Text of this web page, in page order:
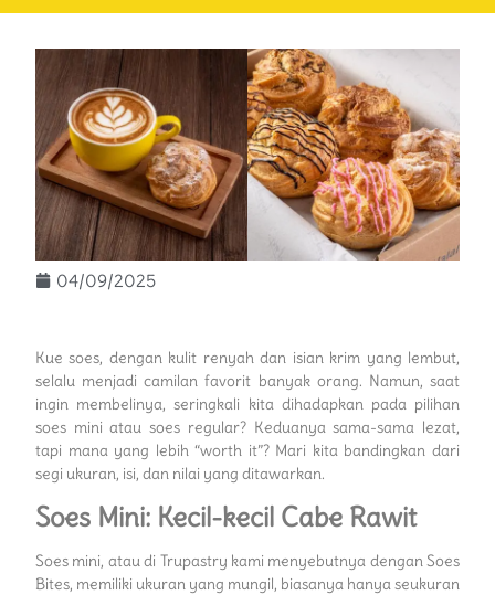
04/09/2025
Kue soes, dengan kulit renyah dan isian krim yang lembut,
selalu menjadi camilan favorit banyak orang. Namun, saat
ingin membelinya, seringkali kita dihadapkan pada pilihan
soes mini atau soes regular? Keduanya sama-sama lezat,
tapi mana yang lebih “worth it”? Mari kita bandingkan dari
segi ukuran, isi, dan nilai yang ditawarkan.
Soes Mini: Kecil-kecil Cabe Rawit
Soes mini, atau di Trupastry kami menyebutnya dengan Soes
Bites, memiliki ukuran yang mungil, biasanya hanya seukuran